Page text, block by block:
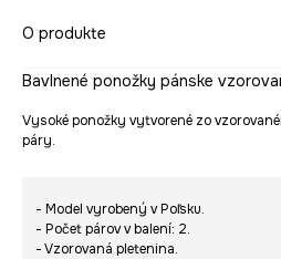
O produkte
Bavlnené ponožky pánske
Vysoké ponožky vytvorené zo
páry.
- Model vyrobený v Poľsku.
- Počet párov v balení: 2.
- Vzorovaná pletenina.